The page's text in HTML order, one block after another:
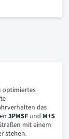
optimiertes
das
3PMSF und M+S
mit einem
stehen.